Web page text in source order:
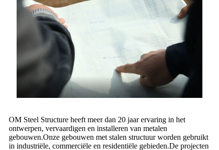
OM Steel Structure heeft meer dan 20 jaar ervaring in het
ontwerpen, vervaardigen en installeren van metalen
gebouwen.Onze gebouwen met stalen structuur worden gebruikt
in industriële, commerciële en residentiële gebieden.De projecten